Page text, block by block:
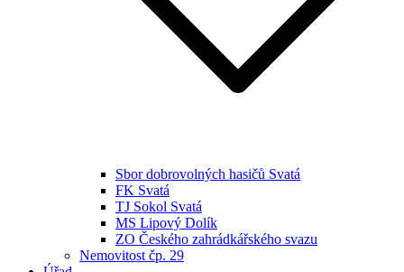
Sbor dobrovolných hasičů Svatá
FK Svatá
TJ Sokol Svatá
MS Lipový Dolík
ZO Českého zahrádkářského svazu
Nemovitost čp. 29